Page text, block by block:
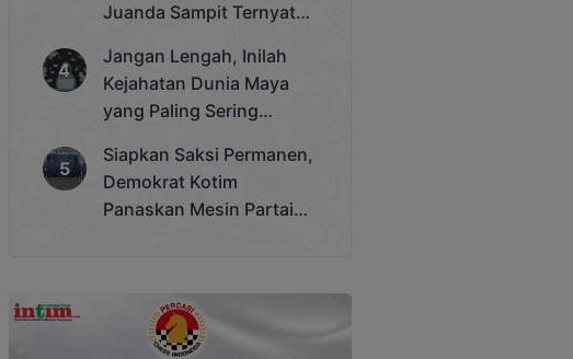
Juanda Sampit Ternyata
Jangan Lengah, Inilah
Kejahatan Dunia Maya
yang Paling Sering
Siapkan Saksi Permanen,
Demokrat Kotim
Panaskan Mesin Partai